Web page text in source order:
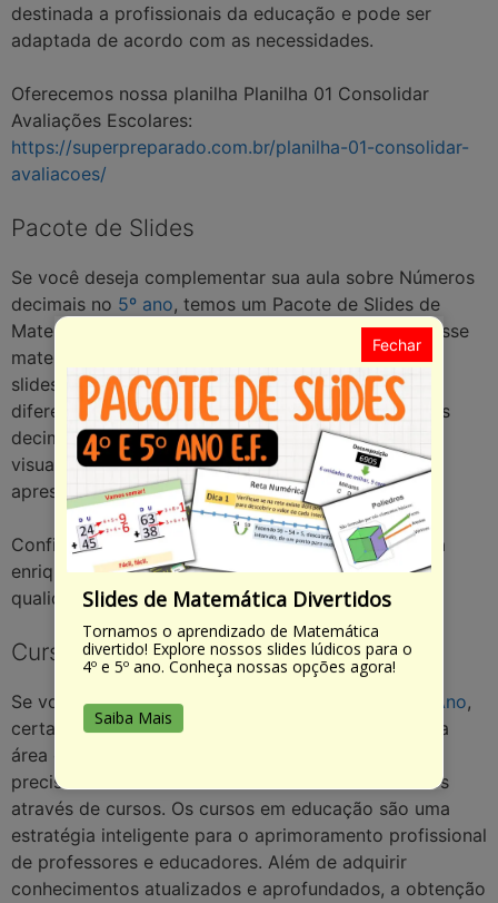
destinada a profissionais da educação e pode ser
adaptada de acordo com as necessidades.
Oferecemos nossa planilha Planilha 01 Consolidar
Avaliações Escolares:
https://superpreparado.com.br/planilha-01-consolidar-
avaliacoes/
Pacote de Slides
Se você deseja complementar sua aula sobre Números
decimais no 5º ano, temos um Pacote de Slides de
Matemática –
que pode ser útil. Com esse
material, você terá à disposição uma variedade de
slides prontos, com explicações e exemplos sobre
diferentes temas da matemática, incluindo Números
decimais. Com os slides, os alunos terão um apoio
visual para melhor compreender o conteúdo
apresentado em sala de aula.
Confira nosso PACOTE DE SLIDESe aproveite para
enriquecer suas aulas com recursos visuais de
qualidade.
Cursos na área da educação
Se você está buscando por Números decimais 5º Ano,
certamente é porque é profissional ou estudante na
área da educação. De modo que constantemente
precisa se atualizar e estudar sobre novos assuntos
através de cursos. Os cursos em educação são uma
estratégia inteligente para o aprimoramento profissional
de professores e educadores. Além de adquirir
conhecimentos atualizados e aprofundados, a obtenção
Slides de Matemática Divertidos
Tornamos o aprendizado de Matemática
divertido! Explore nossos slides lúdicos para o
4º e 5º ano. Conheça nossas opções agora!
Saiba Mais
Fechar